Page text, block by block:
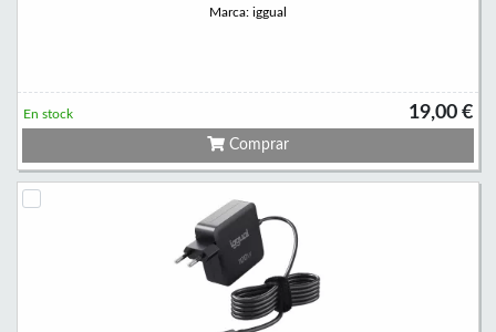
Marca: iggual
19,00 €
En stock
Comprar